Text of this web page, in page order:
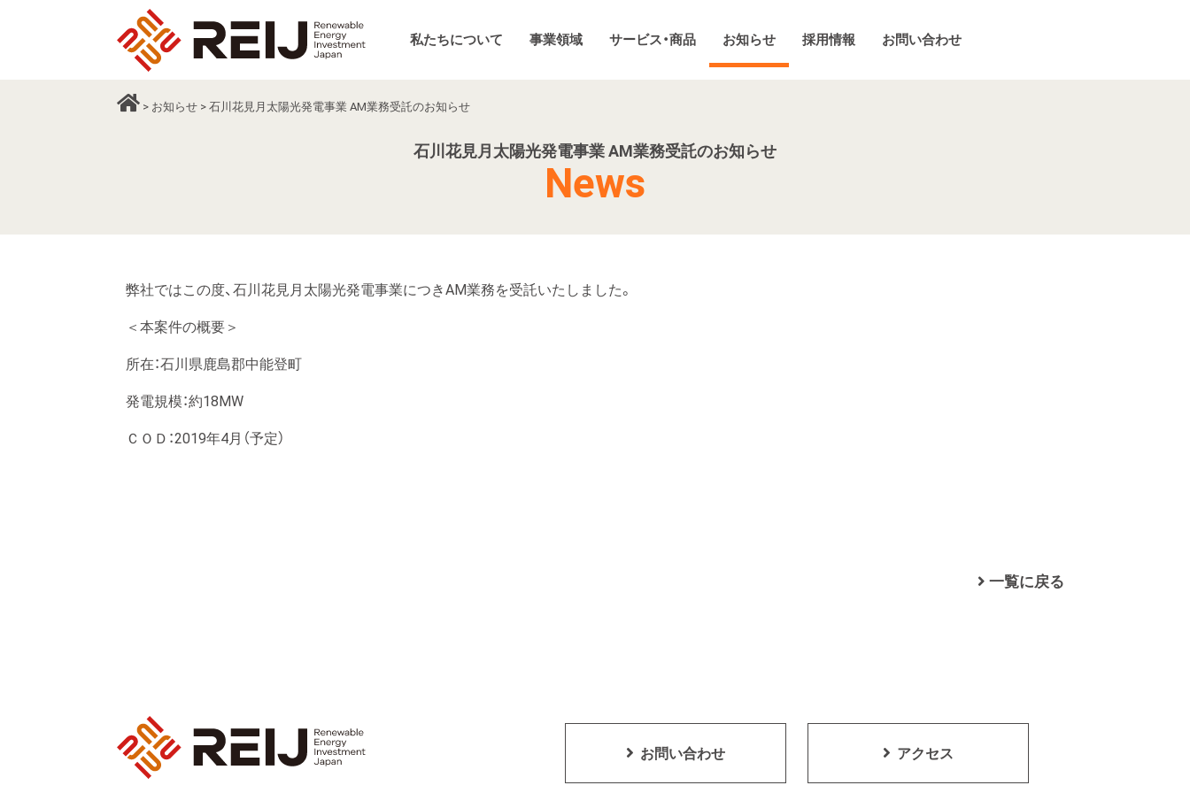
私たちについて 事業領域 サービス・商品 お知らせ 採用情報 お問い合わせ
> お知らせ > 石川花見月太陽光発電事業 AM業務受託のお知らせ
石川花見月太陽光発電事業 AM業務受託のお知らせ
News
弊社ではこの度、石川花見月太陽光発電事業につきAM業務を受託いたしました。
＜本案件の概要＞
所在：石川県鹿島郡中能登町
発電規模：約18MW
ＣＯＤ：2019年4月（予定）
一覧に戻る
お問い合わせ アクセス